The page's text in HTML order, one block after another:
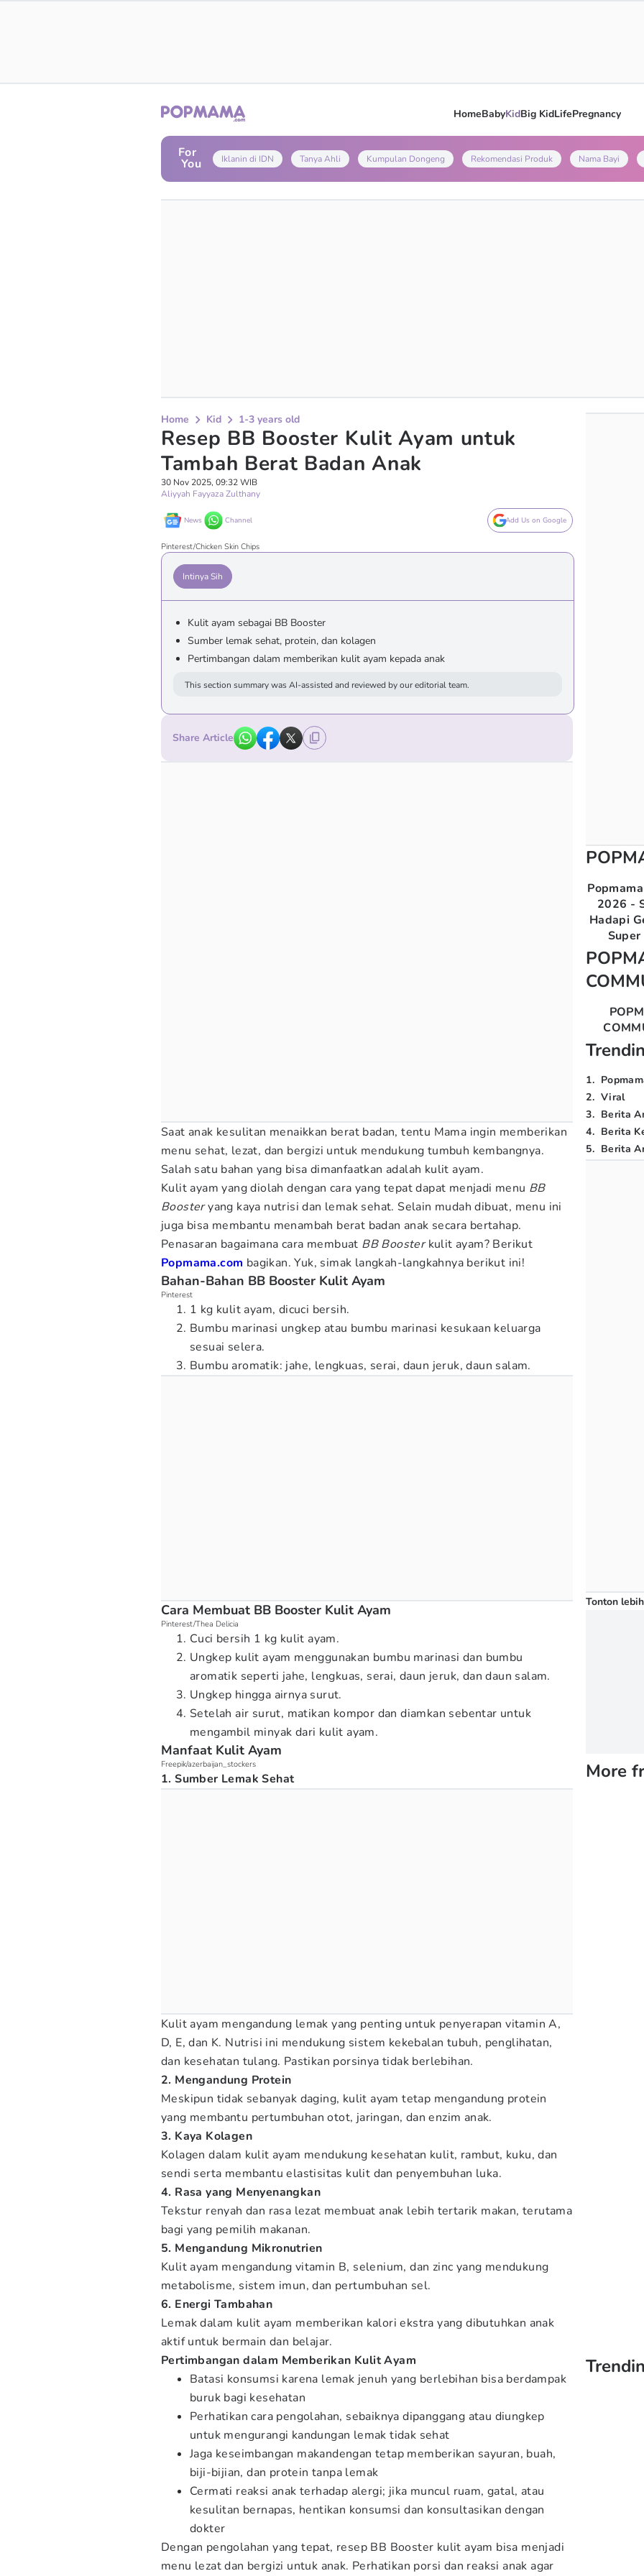
HomeBabyKidBig KidLifePregnancy
For
You Iklanin di IDN Tanya Ahli Kumpulan Dongeng Rekomendasi Produk Nama Bayi
Home Kid 1-3 years old
Resep BB Booster Kulit Ayam untuk
Tambah Berat Badan Anak
30 Nov 2025, 09:32 WIB
Aliyyah Fayyaza Zulthany
News Channel Add Us on Google
Pinterest/Chicken Skin Chips
Intinya Sih
Kulit ayam sebagai BB Booster
Sumber lemak sehat, protein, dan kolagen
Pertimbangan dalam memberikan kulit ayam kepada anak
This section summary was AI-assisted and reviewed by our editorial team.
Share Article
Saat anak kesulitan menaikkan berat badan, tentu Mama ingin memberikan
menu sehat, lezat, dan bergizi untuk mendukung tumbuh kembangnya.
Salah satu bahan yang bisa dimanfaatkan adalah kulit ayam.
Kulit ayam yang diolah dengan cara yang tepat dapat menjadi menu BB
Boosteryang kaya nutrisi dan lemak sehat. Selain mudah dibuat, menu ini
juga bisa membantu menambah berat badan anak secara bertahap.
Penasaran bagaimana cara membuat BB Boosterkulit ayam? Berikut
Popmama.com bagikan. Yuk, simak langkah-langkahnya berikut ini!
Bahan-Bahan BB Booster Kulit Ayam
Pinterest
1 kg kulit ayam, dicuci bersih.
Bumbu marinasi ungkep atau bumbu marinasi kesukaan keluarga
sesuai selera.
Bumbu aromatik: jahe, lengkuas, serai, daun jeruk, daun salam.
Cara Membuat BB Booster Kulit Ayam
Pinterest/Thea Delicia
Cuci bersih 1 kg kulit ayam.
Ungkep kulit ayam menggunakan bumbu marinasi dan bumbu
aromatik seperti jahe, lengkuas, serai, daun jeruk, dan daun salam.
Ungkep hingga airnya surut.
Setelah air surut, matikan kompor dan diamkan sebentar untuk
mengambil minyak dari kulit ayam.
Manfaat Kulit Ayam
Freepik/azerbaijan_stockers
1. Sumber Lemak Sehat
Kulit ayam mengandung lemak yang penting untuk penyerapan vitamin A,
D, E, dan K. Nutrisi ini mendukung sistem kekebalan tubuh, penglihatan,
dan kesehatan tulang. Pastikan porsinya tidak berlebihan.
2. Mengandung Protein
Meskipun tidak sebanyak daging, kulit ayam tetap mengandung protein
yang membantu pertumbuhan otot, jaringan, dan enzim anak.
3. Kaya Kolagen
Kolagen dalam kulit ayam mendukung kesehatan kulit, rambut, kuku, dan
sendi serta membantu elastisitas kulit dan penyembuhan luka.
4. Rasa yang Menyenangkan
Tekstur renyah dan rasa lezat membuat anak lebih tertarik makan, terutama
bagi yang pemilih makanan.
5. Mengandung Mikronutrien
Kulit ayam mengandung vitamin B, selenium, dan zinc yang mendukung
metabolisme, sistem imun, dan pertumbuhan sel.
6. Energi Tambahan
Lemak dalam kulit ayam memberikan kalori ekstra yang dibutuhkan anak
aktif untuk bermain dan belajar.
Pertimbangan dalam Memberikan Kulit Ayam
Batasi konsumsi karena lemak jenuh yang berlebihan bisa berdampak
buruk bagi kesehatan
Perhatikan cara pengolahan, sebaiknya dipanggang atau diungkep
untuk mengurangi kandungan lemak tidak sehat
Jaga keseimbangan makandengan tetap memberikan sayuran, buah,
biji-bijian, dan protein tanpa lemak
Cermati reaksi anak terhadap alergi; jika muncul ruam, gatal, atau
kesulitan bernapas, hentikan konsumsi dan konsultasikan dengan
dokter
Dengan pengolahan yang tepat, resep BB Booster kulit ayam bisa menjadi
menu lezat dan bergizi untuk anak. Perhatikan porsi dan reaksi anak agar
2026 -
Hadapi
1.
2. Viral
3. Berita
4. Berita
5. Berita
Tonton
More